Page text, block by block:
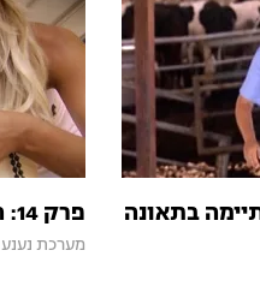
פרק 14: הסראפן - אאוט, המיני - אין
מערכת נענע 10